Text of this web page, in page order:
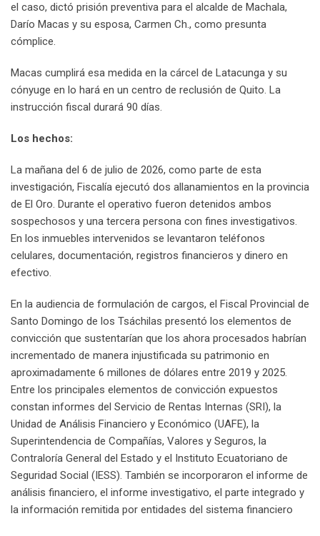
el caso, dictó prisión preventiva para el alcalde de Machala,
Darío Macas y su esposa, Carmen Ch., como presunta
cómplice.
Macas cumplirá esa medida en la cárcel de Latacunga y su
cónyuge en lo hará en un centro de reclusión de Quito. La
instrucción fiscal durará 90 días.
Los hechos:
La mañana del 6 de julio de 2026, como parte de esta
investigación, Fiscalía ejecutó dos allanamientos en la provincia
de El Oro. Durante el operativo fueron detenidos ambos
sospechosos y una tercera persona con fines investigativos.
En los inmuebles intervenidos se levantaron teléfonos
celulares, documentación, registros financieros y dinero en
efectivo.
En la audiencia de formulación de cargos, el Fiscal Provincial de
Santo Domingo de los Tsáchilas presentó los elementos de
convicción que sustentarían que los ahora procesados habrían
incrementado de manera injustificada su patrimonio en
aproximadamente 6 millones de dólares entre 2019 y 2025.
Entre los principales elementos de convicción expuestos
constan informes del Servicio de Rentas Internas (SRI), la
Unidad de Análisis Financiero y Económico (UAFE), la
Superintendencia de Compañías, Valores y Seguros, la
Contraloría General del Estado y el Instituto Ecuatoriano de
Seguridad Social (IESS). También se incorporaron el informe de
análisis financiero, el informe investigativo, el parte integrado y
la información remitida por entidades del sistema financiero